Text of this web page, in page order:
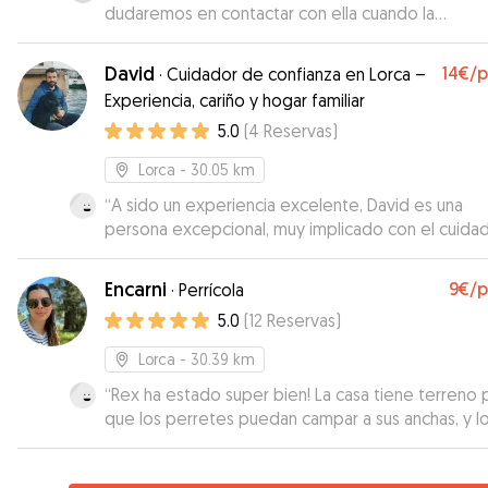
dudaremos en contactar con ella cuando la
necesitemos.”
David · Cuidador de confianza en Lorca –
Experiencia, cariño y hogar familiar
14€/
5.0 (4 Reservas)
Lorca - 30.05 km
“A sido un experiencia excelente, David es una
persona excepcional, muy implicado con el
atenciones a mi cachorrita, a cuidado
de ella en todos los ámbitos, tanto en sus
necesidades como en atenciones y cuidados
y hacia mi, a estado enviando fotos y videos
días desde el primer momento dando una enorme
tranquilidad, no a escatimado en cuidados
demostrando tener una calidad humana ejemplar.
cachorrita regresó a casa muy contenta y feliz y
nosotros muchísimo mas.. Se nota que le gustan
Encarni · Perrícola 9€/
5.0 (12 Reservas)
Lorca - 30.39 km
“Rex ha estado super bien! La casa tiene terreno
que los perretes puedan campar a sus anchas, y
chicos han sido super amables.”